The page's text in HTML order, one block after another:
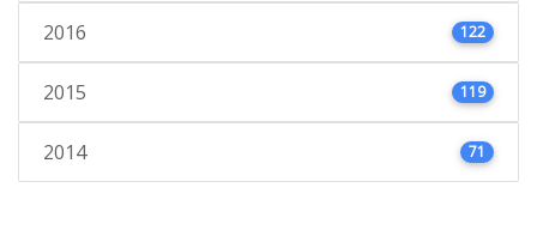
2016 122
2015 119
2014 71